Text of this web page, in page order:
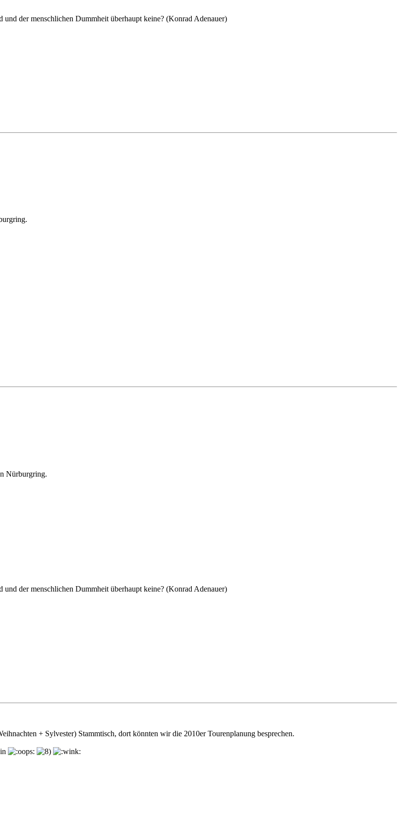
der menschlichen Dummheit überhaupt keine? (Konrad Adenauer)
Nürburgring.
der menschlichen Dummheit überhaupt keine? (Konrad Adenauer)
+ Sylvester) Stammtisch, dort könnten wir die 2010er Tourenplanung besprechen.